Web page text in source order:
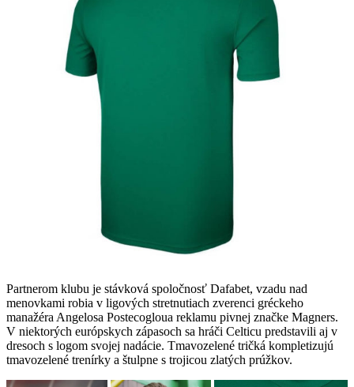
Partnerom klubu je stávková spoločnosť Dafabet, vzadu nad
menovkami robia v ligových stretnutiach zverenci gréckeho
manažéra Angelosa Postecogloua reklamu pivnej značke Magners.
V niektorých európskych zápasoch sa hráči Celticu predstavili aj v
dresoch s logom svojej nadácie. Tmavozelené tričká kompletizujú
tmavozelené trenírky a štulpne s trojicou zlatých prúžkov.